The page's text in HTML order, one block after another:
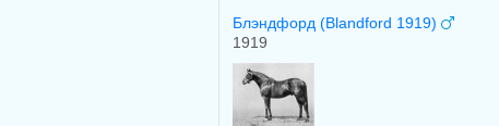
Блэндфорд (Blandford 1919)
1919